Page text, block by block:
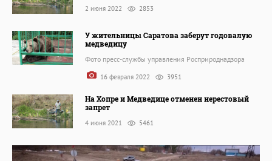
2 июня 2022 2853
У жительницы Саратова заберут годовалую
медведицу
Фото пресс-службы управления Росприроднадзора
16 февраля 2022 3951
На Хопре и Медведице отменен нерестовый
запрет
4 июня 2021 5461